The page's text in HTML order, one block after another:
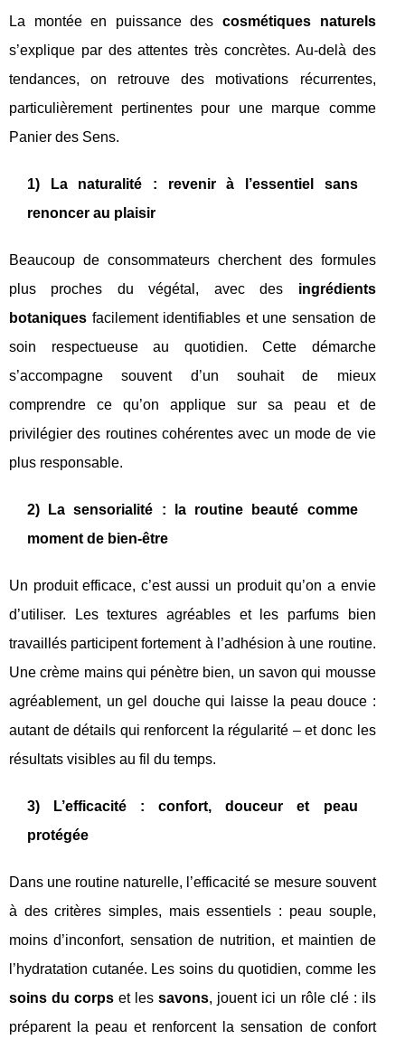
La montée en puissance des cosmétiques naturels
s’explique par des attentes très concrètes. Au-delà des
tendances, on retrouve des motivations récurrentes,
particulièrement pertinentes pour une marque comme
Panier des Sens.
1) La naturalité : revenir à l’essentiel sans
renoncer au plaisir
Beaucoup de consommateurs cherchent des formules
plus proches du végétal, avec des ingrédients
botaniques facilement identifiables et une sensation de
soin respectueuse au quotidien. Cette démarche
s’accompagne souvent d’un souhait de mieux
comprendre ce qu’on applique sur sa peau et de
privilégier des routines cohérentes avec un mode de vie
plus responsable.
2) La sensorialité : la routine beauté comme
moment de bien-être
Un produit efficace, c’est aussi un produit qu’on a envie
d’utiliser. Les textures agréables et les parfums bien
travaillés participent fortement à l’adhésion à une routine.
Une crème mains qui pénètre bien, un savon qui mousse
agréablement, un gel douche qui laisse la peau douce :
autant de détails qui renforcent la régularité – et donc les
résultats visibles au fil du temps.
3) L’efficacité : confort, douceur et peau
protégée
Dans une routine naturelle, l’efficacité se mesure souvent
à des critères simples, mais essentiels : peau souple,
moins d’inconfort, sensation de nutrition, et maintien de
l’hydratation cutanée. Les soins du quotidien, comme les
soins du corpset les savons, jouent ici un rôle clé : ils
préparent la peau et renforcent la sensation de confort